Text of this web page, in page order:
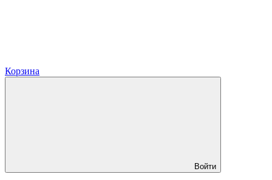
Корзина
Войти